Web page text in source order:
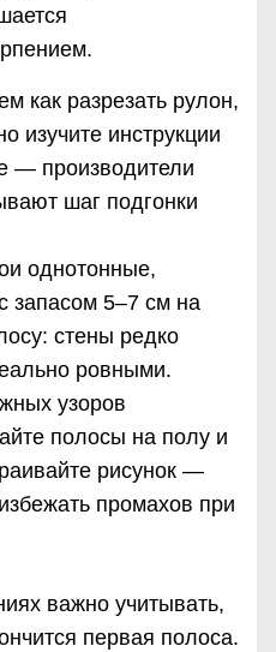
как разрезать рулон,
изучите инструкции
— производители
шаг подгонки
однотонные,
запасом 5–7 см на
стены редко
ровными.
узоров
полосы на полу и
рисунок —
промахов при
важно учитывать,
первая полоса.